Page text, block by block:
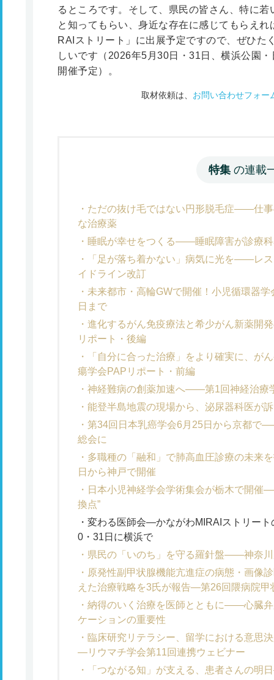
るところです。そして、県民の皆さん、特に
と知ってもらい、身近な存在に感じてもらえ
RAIストリート」に出展予定ですので、ぜひた
しいです（2026年5月30日・31日、横浜公園
開催予定）。
取材依頼は、 お問い合わせフォー
特集 の連載
ただの抜け毛ではない円形脱毛症――仕
な治療薬
睡眠が幸せをつくる――睡眠障害が診療
「足が落ち着かない」病気に光を――レ
イドライン改訂
未来都市・高輪GWで開催！小児循環器
日まで
進化するがん免疫療法と希少がん新薬開
リポート・後編
「自分に合った治療」をより確実に、
瘍学会PAPリポート・前編
神経難病の創薬加速へ――第1回神経治療
能登半島地震の現場から、泌尿器科医が
第34回日本乳癌学会6月25日から京都で
総会に
多職種の「融和」で肺高血圧診療の未
日から神戸で開催
日本小児神経学会学術集会が栃木で開催
換点”
変わる医師会―かながわMIRAIストリー
0・31日に横浜で
県民の「いのち」を守る羅針盤――神奈
原発性副甲状腺機能亢進症の病態・画像
えた治療戦略を3氏が報告―第26回隈病院甲
納得のいく治療を医師とともに――心臓
ケーションの重要性
臨床研究リテラシー、留学における意思
―リウマチ学会第11回連携ウェビナー
「つながる知」が支える、患者さんの